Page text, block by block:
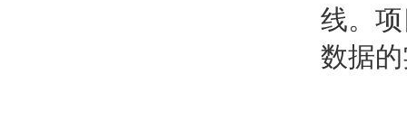
线。
数据